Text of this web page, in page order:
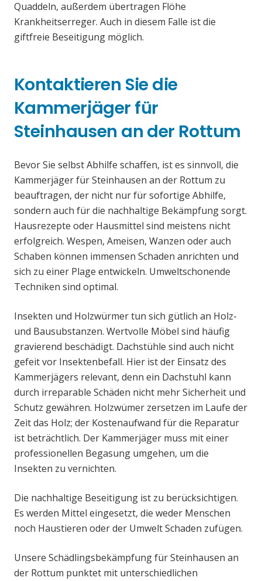
Quaddeln, außerdem übertragen Flöhe
Krankheitserreger. Auch in diesem Falle ist die
giftfreie Beseitigung möglich.
Kontaktieren Sie die
Kammerjäger für
Steinhausen an der Rottum
Bevor Sie selbst Abhilfe schaffen, ist es sinnvoll, die
Kammerjäger für Steinhausen an der Rottum zu
beauftragen, der nicht nur für sofortige Abhilfe,
sondern auch für die nachhaltige Bekämpfung sorgt.
Hausrezepte oder Hausmittel sind meistens nicht
erfolgreich. Wespen, Ameisen, Wanzen oder auch
Schaben können immensen Schaden anrichten und
sich zu einer Plage entwickeln. Umweltschonende
Techniken sind optimal.
Insekten und Holzwürmer tun sich gütlich an Holz-
und Bausubstanzen. Wertvolle Möbel sind häufig
gravierend beschädigt. Dachstühle sind auch nicht
gefeit vor Insektenbefall. Hier ist der Einsatz des
Kammerjägers relevant, denn ein Dachstuhl kann
durch irreparable Schäden nicht mehr Sicherheit und
Schutz gewähren. Holzwümer zersetzen im Laufe der
Zeit das Holz; der Kostenaufwand für die Reparatur
ist beträchtlich. Der Kammerjäger muss mit einer
professionellen Begasung umgehen, um die
Insekten zu vernichten.
Die nachhaltige Beseitigung ist zu berücksichtigen.
Es werden Mittel eingesetzt, die weder Menschen
noch Haustieren oder der Umwelt Schaden zufügen.
Unsere Schädlingsbekämpfung für Steinhausen an
der Rottum punktet mit unterschiedlichen